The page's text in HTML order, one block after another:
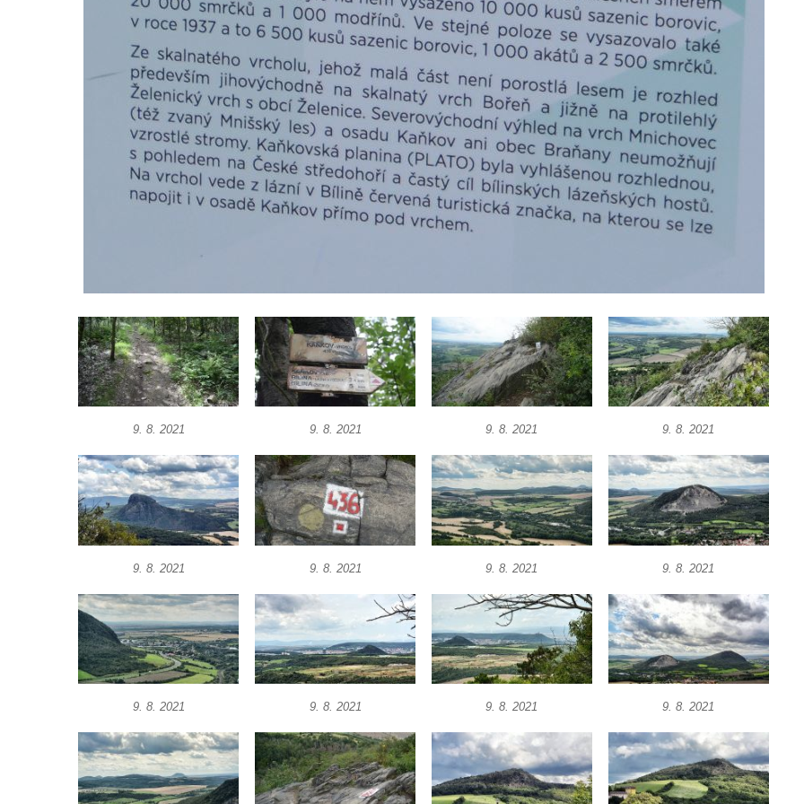
Vyhlídka Miloslava Draxla na Naučné
stezce Pod Vysokým Ostrým
Vyhlídka nad Brnou na Naučné stezce Pod
Vysokým Ostrým
Stožec (Schöber)
Vyhlídka Liščí kazatelna (Fuchskanzel) u
Lückendorfu
Vyhlídka Kočičí kameny východně od Lázní
Zaniklý pískovcový lom pod Jedlovou
Panenská skála v údolí Samoty u
Radvance
Skála Hrbolec (Piklštejn) u Rybniště
Skalní brána u Milštejna
Boreč
Raná
Lenešický Chlum
Luž
Jeskyně Wildbrethöhle
Kleiner Zschirnstein
Jeskyně na Slánské hoře ve Slaném
Čertovo kopyto u Jezdecké cesty nad
Tuhnicemi v Karlových Varech
Vyhlídka Muchomůrka na Hostibejku v
Kralupech nad Vltavou
Vyhlídkový altán na Hostibejku v Kralupech
nad Vltavou
9. 8. 2021 9. 8. 2021 9. 8. 2021 9. 8. 2021
9. 8. 2021 9. 8. 2021 9. 8. 2021 9. 8. 2021
9. 8. 2021 9. 8. 2021 9. 8. 2021 9. 8. 2021